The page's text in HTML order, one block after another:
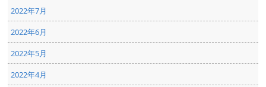
2022年7月
2022年6月
2022年5月
2022年4月